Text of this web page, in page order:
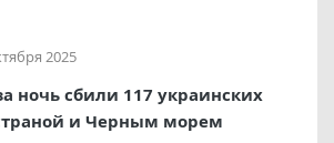
2025
ночь сбили 117 украинских
и Черным морем